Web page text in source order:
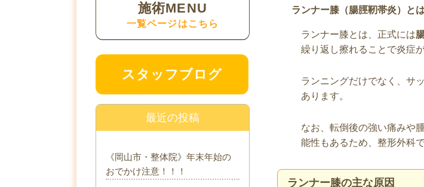
ランナー膝（腸脛靭帯炎）と
ランナー膝とは、正式には
繰り返し擦れることで炎症
ランニングだけでなく、サ
あります。
なお、転倒後の強い痛みや
能性もあるため、整形外科
ランナー膝の主な原因
施術MENU
一覧ページはこちら
スタッフブログ
最近の投稿
《岡山市・整体院》年末年始の
おでかけ注意！！！